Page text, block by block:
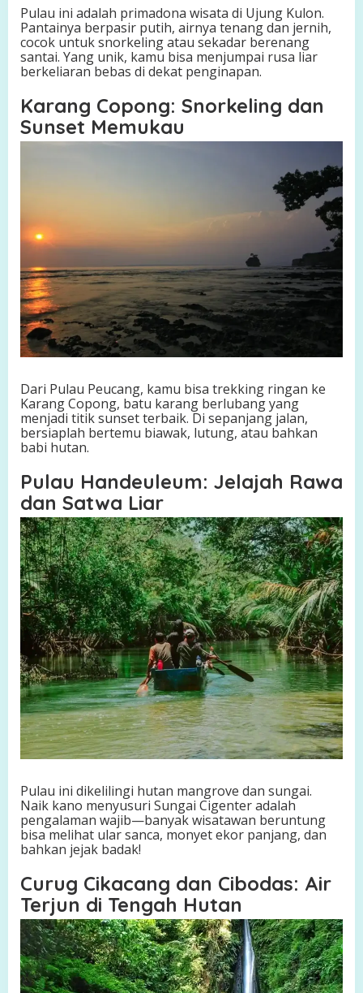
Pulau ini adalah primadona wisata di Ujung Kulon.
Pantainya berpasir putih, airnya tenang dan jernih,
cocok untuk snorkeling atau sekadar berenang
santai. Yang unik, kamu bisa menjumpai rusa liar
berkeliaran bebas di dekat penginapan.
Karang Copong: Snorkeling dan
Sunset Memukau
Dari Pulau Peucang, kamu bisa trekking ringan ke
Karang Copong, batu karang berlubang yang
menjadi titik sunset terbaik. Di sepanjang jalan,
bersiaplah bertemu biawak, lutung, atau bahkan
babi hutan.
Pulau Handeuleum: Jelajah Rawa
dan Satwa Liar
Pulau ini dikelilingi hutan mangrove dan sungai.
Naik kano menyusuri Sungai Cigenter adalah
pengalaman wajib—banyak wisatawan beruntung
bisa melihat ular sanca, monyet ekor panjang, dan
bahkan jejak badak!
Curug Cikacang dan Cibodas: Air
Terjun di Tengah Hutan